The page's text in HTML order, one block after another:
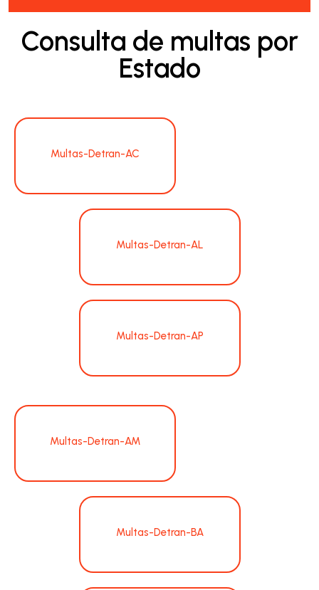
Consulta de multas por
Estado
Multas-Detran-AC
Multas-Detran-AL
Multas-Detran-AP
Multas-Detran-AM
Multas-Detran-BA